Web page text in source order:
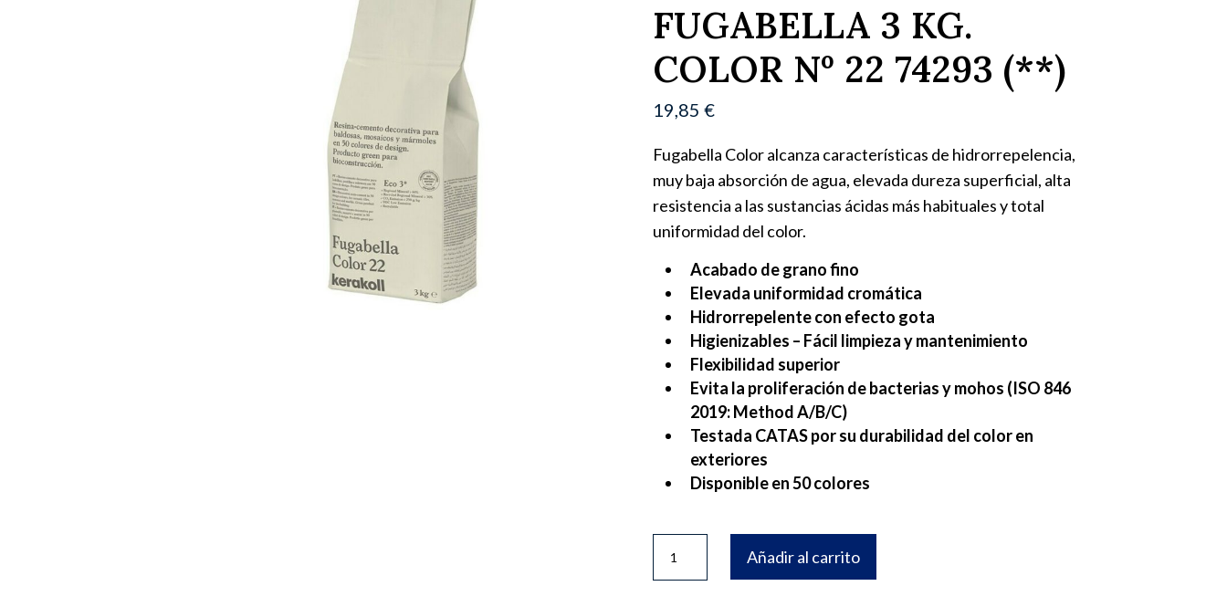
FUGABELLA 3 KG.
COLOR Nº 22 74293 (**)
19,85 €
Fugabella Color alcanza características de hidrorrepelencia,
muy baja absorción de agua, elevada dureza superficial, alta
resistencia a las sustancias ácidas más habituales y total
uniformidad del color.
Acabado de grano fino
Elevada uniformidad cromática
Hidrorrepelente con efecto gota
Higienizables – Fácil limpieza y mantenimiento
Flexibilidad superior
Evita la proliferación de bacterias y mohos (ISO 846
2019: Method A/B/C)
Testada CATAS por su durabilidad del color en
exteriores
Disponible en 50 colores
Añadir al carrito